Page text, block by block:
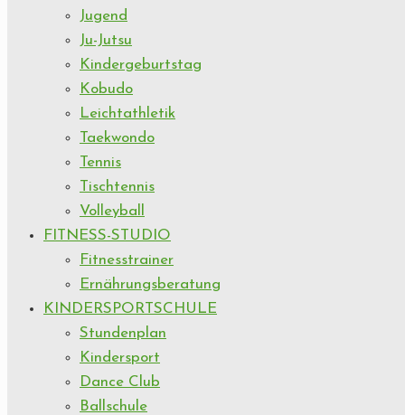
Jugend
Ju-Jutsu
Kindergeburtstag
Kobudo
Leichtathletik
Taekwondo
Tennis
Tischtennis
Volleyball
FITNESS-STUDIO
Fitnesstrainer
Ernährungsberatung
KINDERSPORTSCHULE
Stundenplan
Kindersport
Dance Club
Ballschule